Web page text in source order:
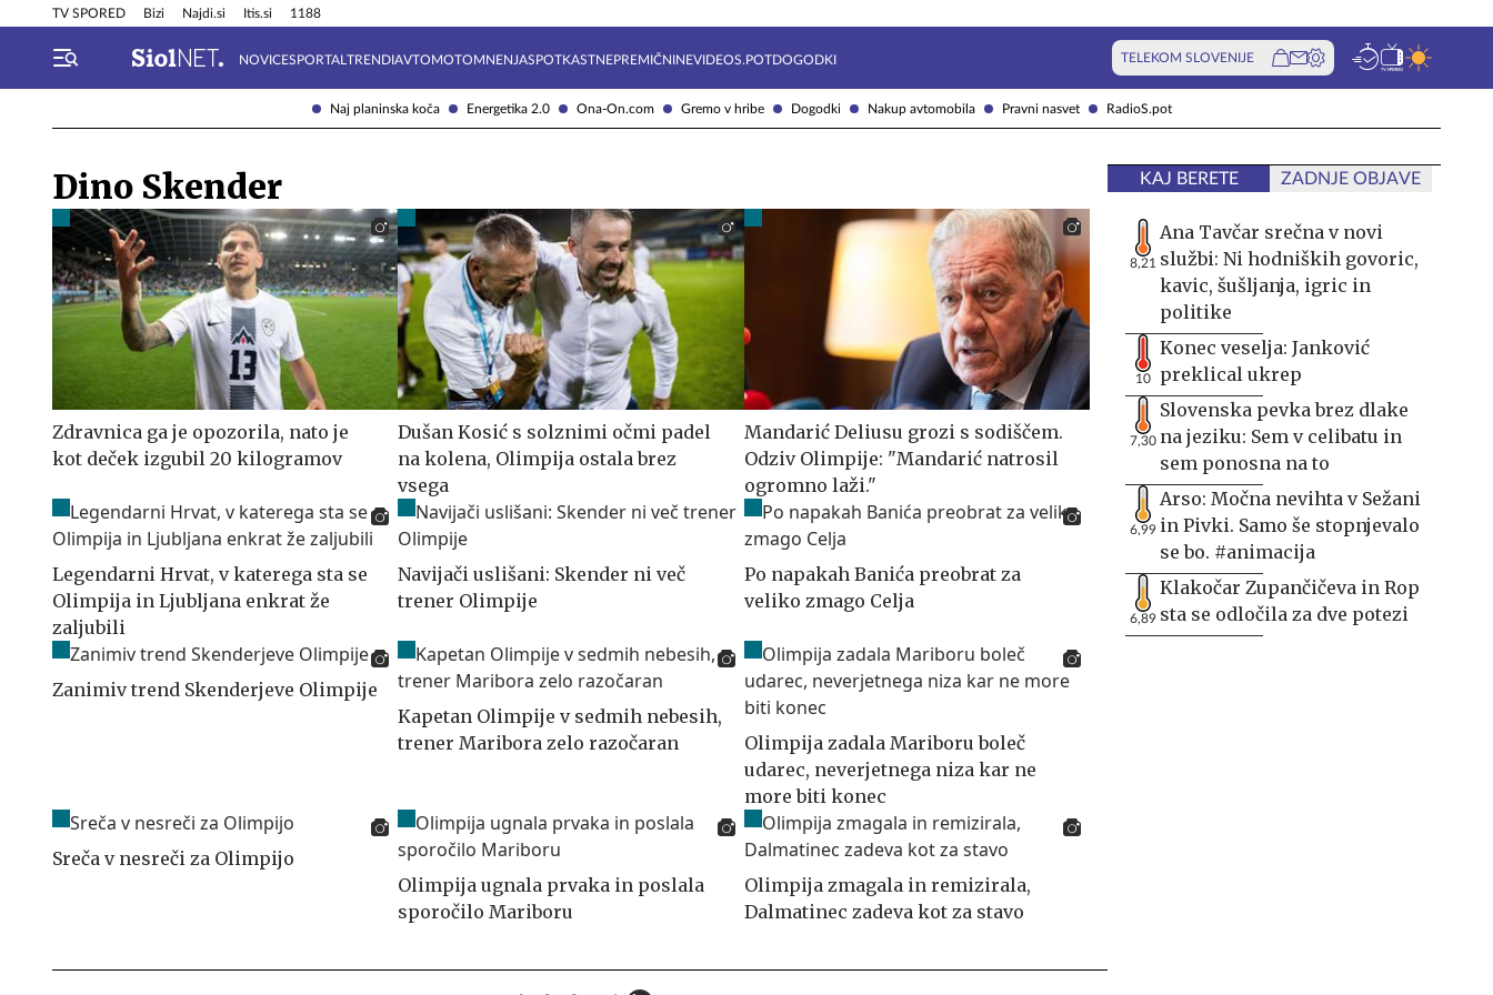
Naj planinska koča Energetika 2.0 Ona-On.com Gremo v hribe Dogodki Nakup avtomobila Pravni nasvet RadioS.pot
TV SPORED Bizi Najdi.si Itis.si 1188
NOVICESPORTAL TRENDIAVTOMOTOMNENJASPOTKASTNEPREMIČNINEVIDEOS.POTDOGODKI TELEKOM SLOVENIJE
Info in obvestila Tehnik
Dino Skender
Zdravnica ga je opozorila, nato je
kot deček izgubil 20 kilogramov
Dušan Kosić s solznimi očmi padel
na kolena, Olimpija ostala brez
vsega
Mandarić Deliusu grozi s sodiščem.
Odziv Olimpije: "Mandarić natrosil
ogromno laži."
Legendarni Hrvat, v katerega sta se
Olimpija in Ljubljana enkrat že
zaljubili
Navijači uslišani: Skender ni več
trener Olimpije
Po napakah Banića preobrat za
veliko zmago Celja
Zanimiv trend Skenderjeve Olimpije
Kapetan Olimpije v sedmih nebesih,
trener Maribora zelo razočaran
Olimpija zadala Mariboru boleč
udarec, neverjetnega niza kar ne
more biti konec
Sreča v nesreči za Olimpijo
Olimpija ugnala prvaka in poslala
sporočilo Mariboru
Olimpija zmagala in remizirala,
Dalmatinec zadeva kot za stavo
KAJ BERETE ZADNJE OBJAVE
8,21
Ana Tavčar srečna v novi
službi: Ni hodniških govoric,
kavic, šušljanja, igric in
politike
10
Konec veselja: Janković
preklical ukrep
7,30
Slovenska pevka brez dlake
na jeziku: Sem v celibatu in
sem ponosna na to
6,99
Arso: Močna nevihta v Sežani
in Pivki. Samo še stopnjevalo
se bo. #animacija
6,89
Klakočar Zupančičeva in Rop
sta se odločila za dve potezi